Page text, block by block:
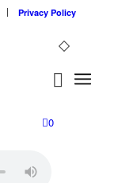
Privacy Policy
0